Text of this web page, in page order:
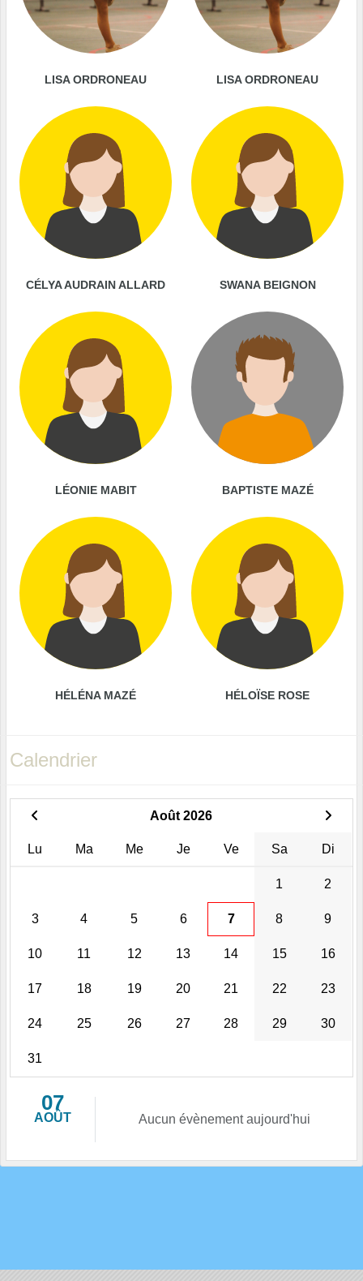
LISA ORDRONEAU LISA ORDRONEAU
CÉLYA AUDRAIN ALLARD SWANA BEIGNON
LÉONIE MABIT BAPTISTE MAZÉ
HÉLÉNA MAZÉ HÉLOÏSE ROSE
Calendrier
Août 2026
Lu Ma Me Je Ve Sa Di
1 2
3 4 5 6 7 8 9
10 11 12 13 14 15 16
17 18 19 20 21 22 23
24 25 26 27 28 29 30
31
07
AOÛT Aucun évènement aujourd'hui